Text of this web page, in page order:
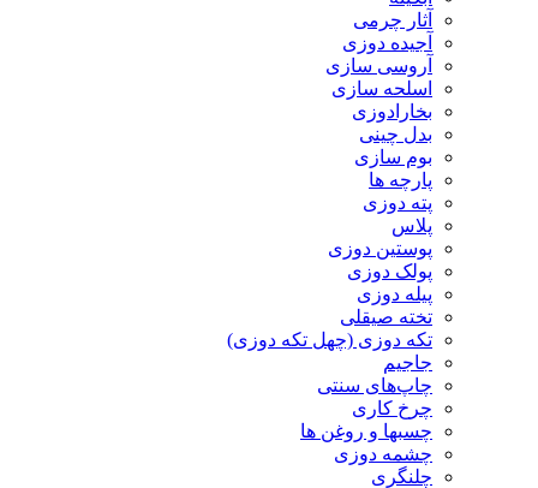
آثار چرمی
آجیده دوزی
آروسی سازی
اسلحه سازی
بخارادوزی
بدل چینی
بوم سازی
پارچه ها
پته دوزی
پلاس
پوستین دوزی
پولک دوزی
پیله دوزی
تخته صیقلی
تکه دوزی (چهل تکه دوزی)
جاجیم
چاپ‌های سنتی
چرخ کاری
چسبها و روغن ها
چشمه دوزی
چلنگری